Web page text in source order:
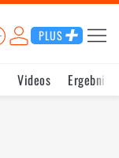
PLUS
Videos